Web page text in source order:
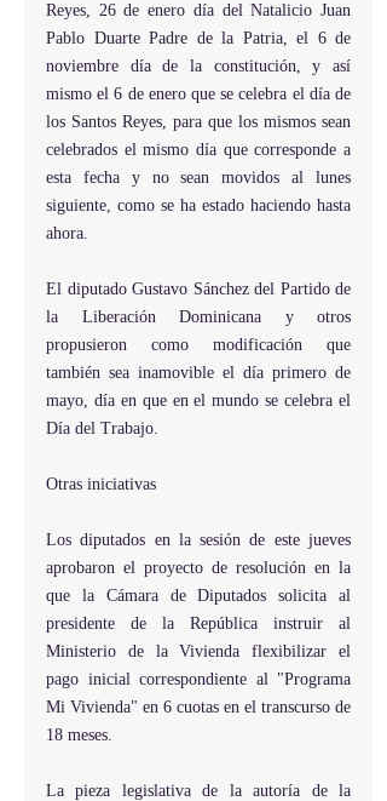
Reyes, 26 de enero día del Natalicio Juan
Pablo Duarte Padre de la Patria, el 6 de
noviembre día de la constitución, y así
mismo el 6 de enero que se celebra el día de
los Santos Reyes, para que los mismos sean
celebrados el mismo día que corresponde a
esta fecha y no sean movidos al lunes
siguiente, como se ha estado haciendo hasta
ahora.
El diputado Gustavo Sánchez del Partido de
la Liberación Dominicana y otros
propusieron como modificación que
también sea inamovible el día primero de
mayo, día en que en el mundo se celebra el
Día del Trabajo.
Otras iniciativas
Los diputados en la sesión de este jueves
aprobaron el proyecto de resolución en la
que la Cámara de Diputados solicita al
presidente de la República instruir al
Ministerio de la Vivienda flexibilizar el
pago inicial correspondiente al "Programa
Mi Vivienda" en 6 cuotas en el transcurso de
18 meses.
La pieza legislativa de la autoría de la